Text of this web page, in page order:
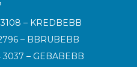
– KREDBEBB
– BBRUBEBB
– GEBABEBB